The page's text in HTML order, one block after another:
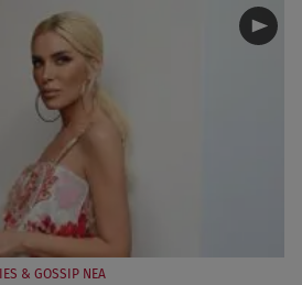
& GOSSIP ΝΕΑ